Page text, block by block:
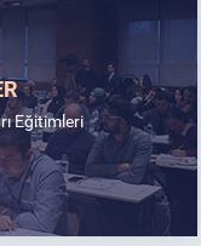
Eğitimleri